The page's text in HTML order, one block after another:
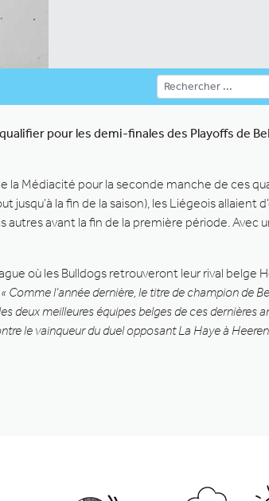
pour les demi-finales des Playoffs de
Médiacité pour la seconde manche de ces
la fin de la saison), les Liégeois allaient
avant la fin de la première période. Avec
où les Bulldogs retrouveront leur rival belge
« Comme l’année dernière, le titre de champion de
deux meilleures équipes belges de ces dernières
le vainqueur du duel opposant La Haye à